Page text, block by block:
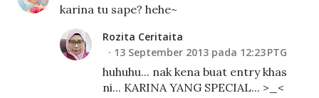
karina tu sape? hehe~
Rozita Ceritaita
13 September 2013 pada 12:23 PTG
huhuhu... nak kena buat entry khas
ni... KARINA YANG SPECIAL... >_<